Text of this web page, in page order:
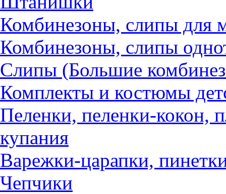
Комбинезоны, слипы для
Комбинезоны, слипы
Слипы (Большие
Комплекты и костюмы
Пеленки, пеленки-кокон,
купания
Варежки-царапки,
Чепчики